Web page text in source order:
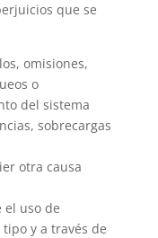
que se
omisiones,
o
del sistema
sobrecargas
otra causa
uso de
y a través de